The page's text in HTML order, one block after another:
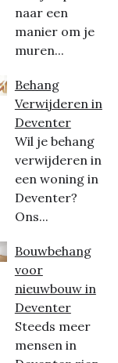
naar een
manier om je
muren...
Behang
Verwijderen in
Deventer
Wil je behang
verwijderen in
een woning in
Deventer?
Ons...
Bouwbehang
voor
nieuwbouw in
Deventer
Steeds meer
mensen in